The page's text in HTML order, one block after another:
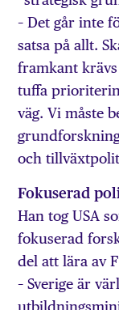
– Det går inte
satsa på allt.
framkant
tuffa
väg. Vi måste
och
Fokuserad
Han tog USA
fokuserad
del att lära av
– Sverige är